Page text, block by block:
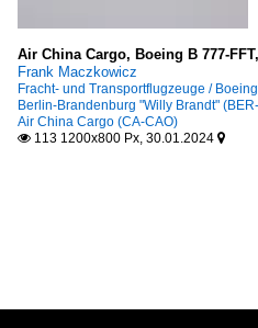
Air China Cargo, Boeing B 777-
Frank Maczkowicz
Fracht- und Transportflugzeuge /
Berlin-Brandenburg "Willy Brandt"
Air China Cargo (CA-CAO)
 113 1200x800 Px, 30.01.2024 